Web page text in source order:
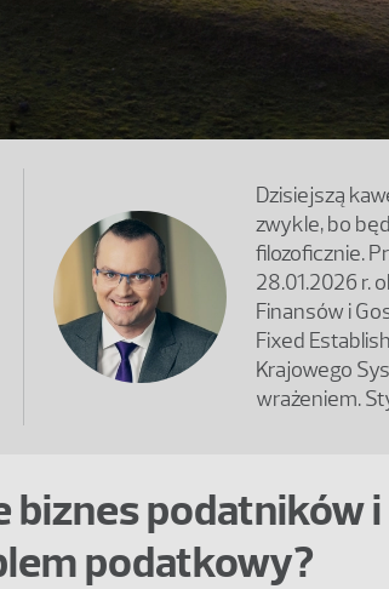
Dzisiejszą
zwykle, bo
filozoficznie.
28.01.2026 r.
Finansów i
Fixed
Krajowego
wrażeniem.
biznes podatników
podatkowy?